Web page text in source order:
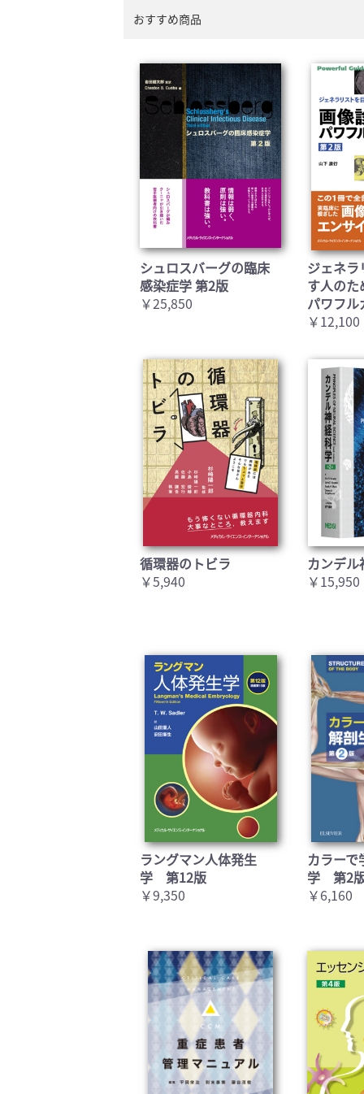
おすすめ商品
シュロスバーグの臨床
感染症学 第2版
￥25,850
ジェネラ
す人のた
パワフル
￥12,100
循環器のトビラ
￥5,940
カンデ
￥15,950
ラングマン人体発生
学 第12版
￥9,350
カラー
学 第2
￥6,160